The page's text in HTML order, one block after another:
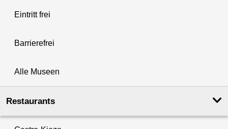
Eintritt frei
Barrierefrei
Alle Museen
Restaurants